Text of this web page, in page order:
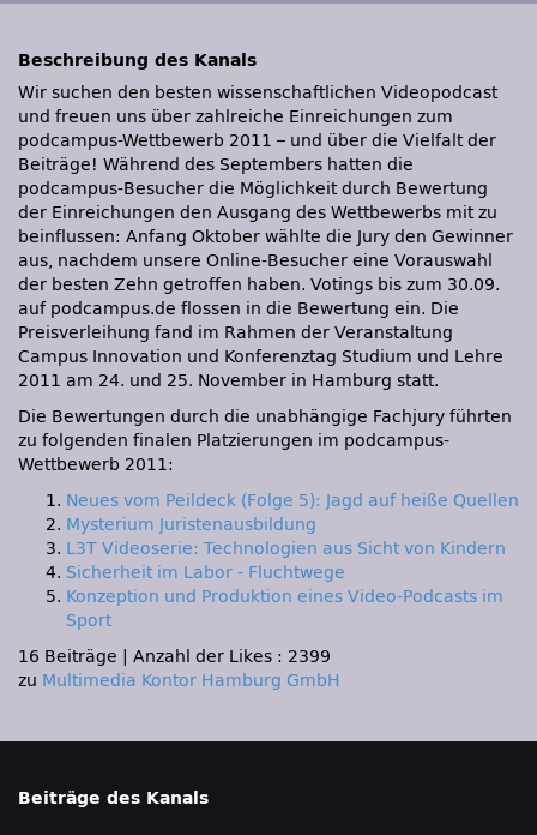
Beschreibung des Kanals
Wir suchen den besten wissenschaftlichen Videopodcast
und freuen uns über zahlreiche Einreichungen zum
podcampus-Wettbewerb 2011 – und über die Vielfalt der
Beiträge! Während des Septembers hatten die
podcampus-Besucher die Möglichkeit durch Bewertung
der Einreichungen den Ausgang des Wettbewerbs mit zu
beinflussen: Anfang Oktober wählte die Jury den Gewinner
aus, nachdem unsere Online-Besucher eine Vorauswahl
der besten Zehn getroffen haben. Votings bis zum 30.09.
auf podcampus.de flossen in die Bewertung ein. Die
Preisverleihung fand im Rahmen der Veranstaltung
Campus Innovation und Konferenztag Studium und Lehre
2011 am 24. und 25. November in Hamburg statt.
Die Bewertungen durch die unabhängige Fachjury führten
zu folgenden finalen Platzierungen im podcampus-
Wettbewerb 2011:
Neues vom Peildeck (Folge 5): Jagd auf heiße Quellen
Mysterium Juristenausbildung
L3T Videoserie: Technologien aus Sicht von Kindern
Sicherheit im Labor - Fluchtwege
Konzeption und Produktion eines Video-Podcasts im
Sport
16 Beiträge
Anzahl der Likes : 2399
zu Multimedia Kontor Hamburg GmbH
Beiträge des Kanals